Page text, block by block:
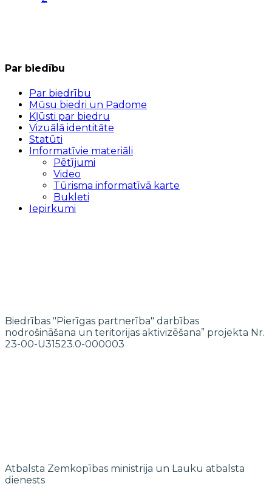
Par biedību
Par biedrību
Mūsu biedri un Padome
Kļūsti par biedru
Vizuālā identitāte
Statūti
Informatīvie materiāli
Pētījumi
Video
Tūrisma informatīvā karte
Bukleti
Iepirkumi
Biedrības "Pierīgas partnerība" darbības
nodrošināšana un teritorijas aktivizēšana” projekta Nr.
23-00-U31523.0-000003
Atbalsta Zemkopības ministrija un Lauku atbalsta
dienests